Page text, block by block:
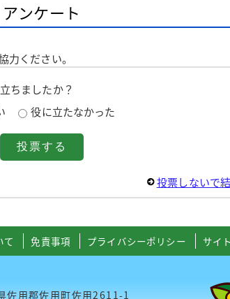
アンケート
力ください。
ちましたか？
役に立たなかった
投票しないで
て 免責事項 プライバシーポリシー サイ
用郡佐用町佐用2611-1